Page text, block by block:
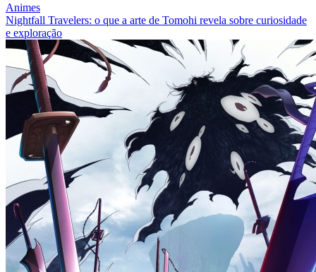
Animes
Nightfall Travelers: o que a arte de Tomohi revela sobre curiosidade
e exploração